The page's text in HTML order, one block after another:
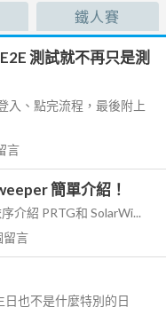
鐵人賽
測試就不再只是測
入、點完流程，最後附上
言
簡單介紹！
介紹 PRTG和 SolarWi...
留言
也不是什麼特別的日